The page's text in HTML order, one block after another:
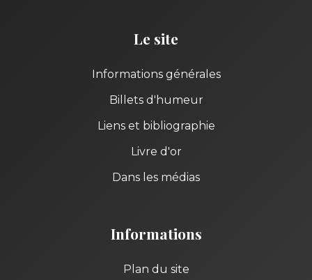
Le site
Informations générales
Billets d'humeur
Liens et bibliographie
Livre d'or
Dans les médias
Informations
Plan du site